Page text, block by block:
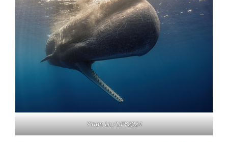
Yinan Liu/UPY2024